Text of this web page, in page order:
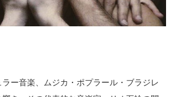
ー音楽、ムジカ・ポプラール・ブラジレ